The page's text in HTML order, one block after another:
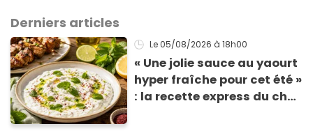
Derniers articles
Le 05/08/2026 à 18h00
« Une jolie sauce au yaourt
hyper fraîche pour cet été »
: la recette express du chef